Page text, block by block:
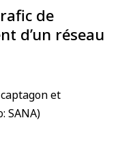
de
d’un réseau